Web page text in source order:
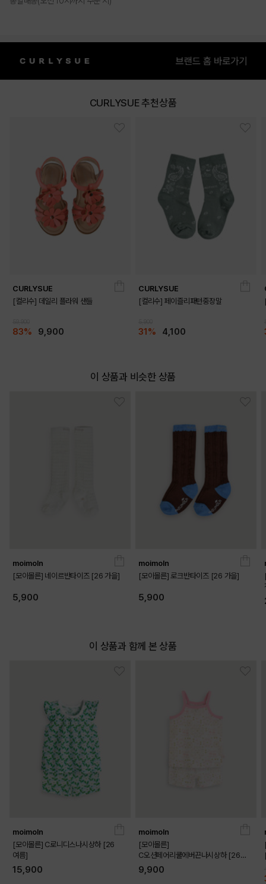
CURLYSUE 추천상품
CURLYSUE
[컬리수] 데일리 플라워 샌들
83% 9,900
CURLYSUE
[컬리수] 페이즐리패턴중장말
31% 4,100
이 상품과 비슷한 상품
moimoln
[모이몰른] 네이르반타이즈 [26 가을]
5,900
moimoln
[모이몰른] 로크반타이즈 [26 가을]
5,900
이 상품과 함께 본 상품
moimoln
[모이몰른] C로니디스나시상하 [26
여름]
15,900
moimoln
[모이몰른]
C오션페어리쿨에버끈나시상하 [26
여름]
9,900